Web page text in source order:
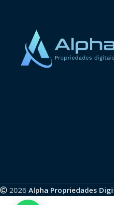
2026 Alpha Propriedades